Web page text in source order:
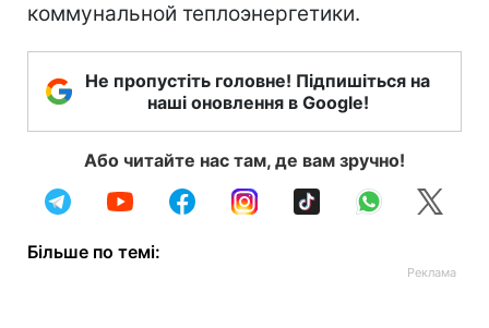
коммунальной теплоэнергетики.
Не пропустіть головне! Підпишіться на
наші оновлення в Google!
Або читайте нас там, де вам зручно!
Більше по темі: